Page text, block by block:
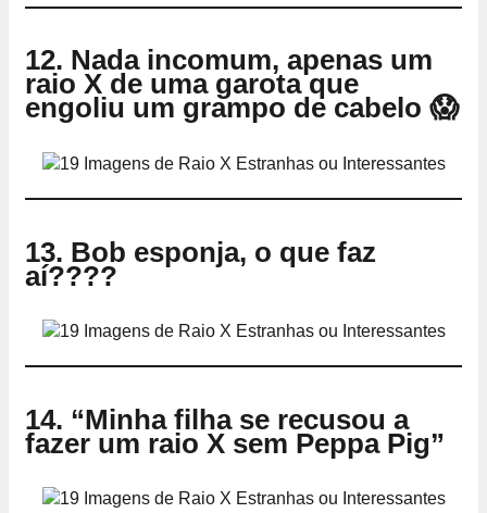
12. Nada incomum, apenas um
raio X de uma garota que
engoliu um grampo de cabelo 😱
13. Bob esponja, o que faz
aí????
14. “Minha filha se recusou a
fazer um raio X sem Peppa Pig”